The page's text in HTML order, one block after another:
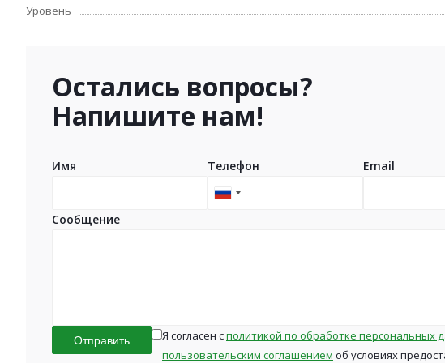
Уровень
Остались вопросы?
Напишите нам!
Имя Телефон
Russia
Email
Сообщение
Отправить Я согласен сполитикой по обработке персональных
пользовательским соглашением об условиях